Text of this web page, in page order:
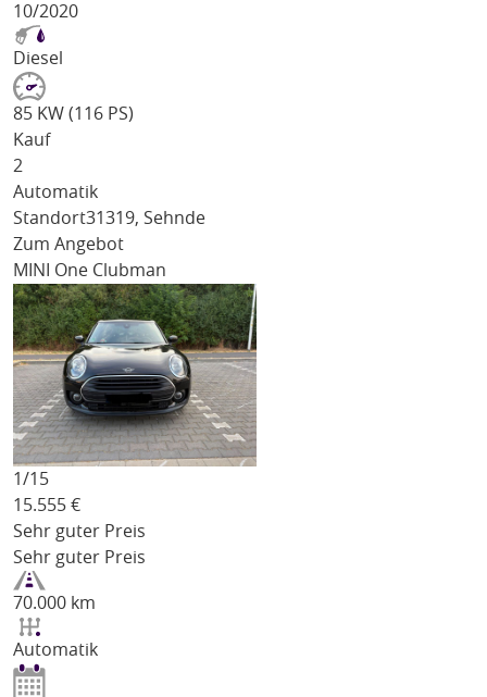
10/2020
Diesel
85 KW (116 PS)
Kauf
2
Automatik
Standort31319, Sehnde
Zum Angebot
MINI One Clubman
1/15
15.555 €
Sehr guter Preis
Sehr guter Preis
70.000 km
Automatik